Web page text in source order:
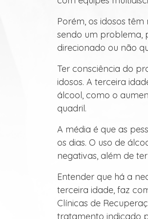
Porém, os idosos
sendo um problema,
direcionado ou não
Ter consciência do
idosos. A terceira
álcool, como o
quadril.
A média é que as
os dias. O uso de
negativas, além de
Entender que há a
terceira idade, faz
Clínicas de
tratamento indicado